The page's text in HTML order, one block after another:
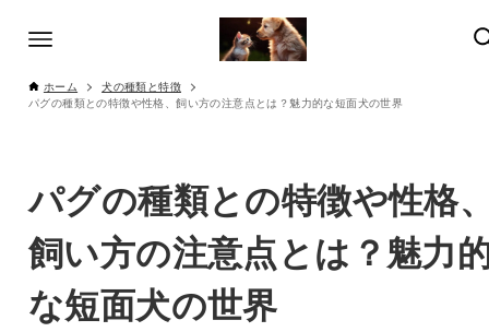
ホーム
犬の種類と特徴
パグの種類との特徴や性格、飼い方の注意点とは？魅力的な短面犬の世界
パグの種類との特徴や性格
飼い方の注意点とは？魅力
な短面犬の世界